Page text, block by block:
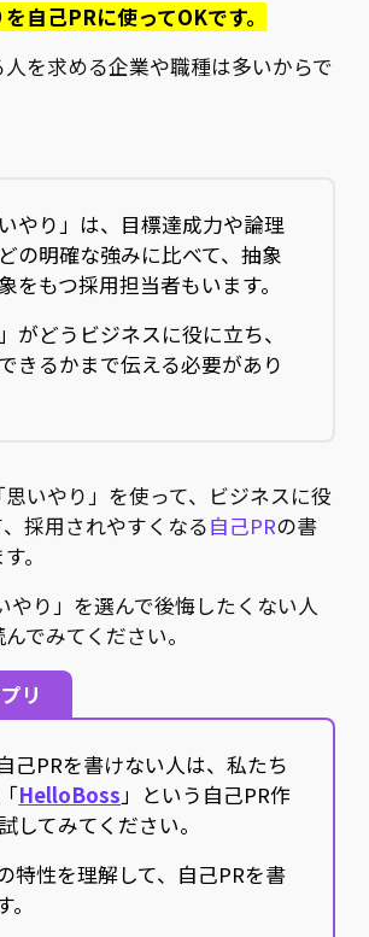
自己PRに使ってOKです。
を求める企業や職種は多いからで
やり」は、目標達成力や論理
の明確な強みに比べて、抽象
をもつ採用担当者もいます。
がどうビジネスに役に立ち、
きるかまで伝える必要があり
いやり」を使って、ビジネスに役
採用されやすくなる自己PRの書
。
やり」を選んで後悔したくない人
でみてください。
リ
己PRを書けない人は、私たち
HelloBoss 」という自己PR作
してみてください。
特性を理解して、自己PRを書